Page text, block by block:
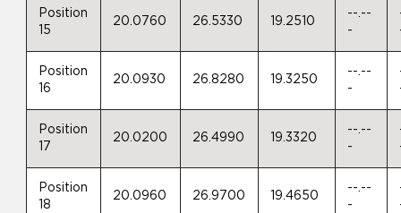
Position
15
20.0760 26.5330 19.2510
--.--
-
Position
16
20.0930 26.8280 19.3250
--.--
-
Position
17
20.0200 26.4990 19.3320
--.--
-
Position
18
20.0960 26.9700 19.4650
--.--
-